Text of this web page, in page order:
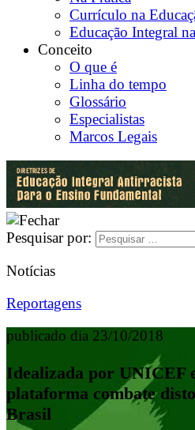
Currículo na
Educação Integral
Conceito
O que é
Linha do tempo
Glossário
Especialistas
Marcos Legais
Pesquisar por:
Notícias
Reportagens
publicado dia 23/10/2018
Idealizada por UNICEF
plataforma combate
Brasil